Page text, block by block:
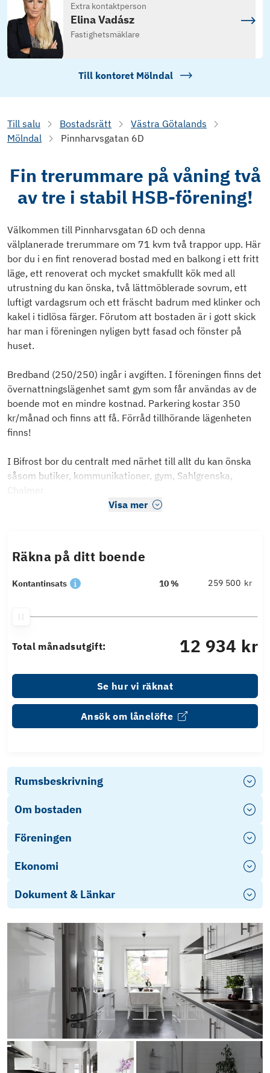
Extra kontaktperson
Elina Vadász
Fastighetsmäklare
Till kontoret Mölndal
Till salu Bostadsrätt
Västra Götalands
Mölndal
Pinnharvsgatan 6D
Fin trerummare på våning två
av tre i stabil HSB-förening!
Välkommen till Pinnharvsgatan 6D och denna
välplanerade trerummare om 71 kvm två trappor upp. Här
bor du i en fint renoverad bostad med en balkong i ett fritt
läge, ett renoverat och mycket smakfullt kök med all
utrustning du kan önska, två lättmöblerade sovrum, ett
luftigt vardagsrum och ett fräscht badrum med klinker och
kakel i tidlösa färger. Förutom att bostaden är i gott skick
har man i föreningen nyligen bytt fasad och fönster på
huset.
Bredband (250/250) ingår i avgiften. I föreningen finns det
övernattningslägenhet samt gym som får användas av de
boende mot en mindre kostnad. Parkering kostar 350
kr/månad och finns att få. Förråd tillhörande lägenheten
finns!
I Bifrost bor du centralt med närhet till allt du kan önska
såsom butiker, kommunikationer, gym, Sahlgrenska,
Chalmer
Visa mer
Räkna på ditt boende
Kontantinsats 10 % kr
Total månadsutgift: 12 934 kr
Se hur vi räknat
Ansök om lånelöfte
Rumsbeskrivning
Om bostaden
Föreningen
Ekonomi
Dokument & Länkar
Energideklaration Rullharvsgatan 1A-D & 3A-B
Energideklaration Släpharvsgatan 1A-C & 3
Energideklaration Rullharvsgatan 4A-D
Energideklaration Pinnharvsgatan 2A-E
Energideklaration Pinnharvsgatan 4A-E